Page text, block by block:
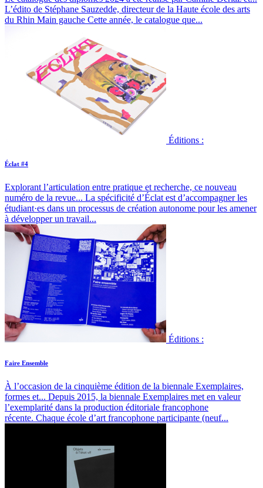
L’édito de Stéphane Sauzedde, directeur de la Haute école des arts
du Rhin Main gauche Cette année, le catalogue que...
Éditions :
Éclat #4
Explorant l’articulation entre pratique et recherche, ce nouveau
numéro de la revue... La spécificité d’Éclat est d’accompagner les
étudiant·es dans un processus de création autonome pour les amener
à développer un travail...
Éditions :
Faire Ensemble
À l’occasion de la cinquième édition de la biennale Exemplaires,
formes et... Depuis 2015, la biennale Exemplaires met en valeur
l’exemplarité dans la production éditoriale francophone
récente. Chaque école d’art francophone participante (neuf...